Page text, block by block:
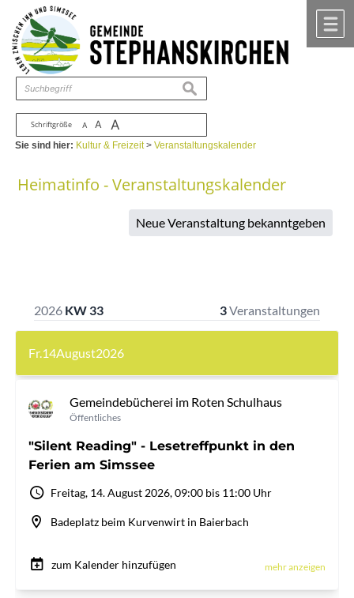
Zum Inhalt ,zur Navigation
Schriftgröße A A A
suchen
Sie sind hier: Kultur & Freizeit>Veranstaltungskalender
Heimatinfo - Veranstaltungskalender